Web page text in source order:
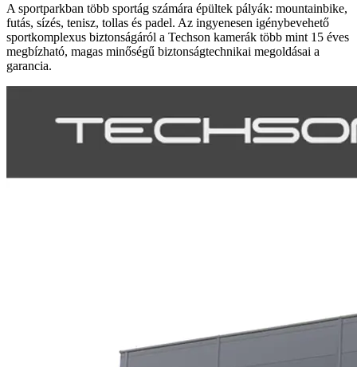
A sportparkban több sportág számára épültek pályák: mountainbike,
futás, sízés, tenisz, tollas és padel. Az ingyenesen igénybevehető
sportkomplexus biztonságáról a Techson kamerák több mint 15 éves
megbízható, magas minőségű biztonságtechnikai megoldásai a
garancia.